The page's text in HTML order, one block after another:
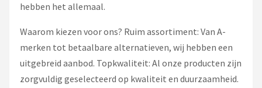
hebben het allemaal.
Waarom kiezen voor ons? Ruim assortiment: Van A-
merken tot betaalbare alternatieven, wij hebben een
uitgebreid aanbod. Topkwaliteit: Al onze producten zijn
zorgvuldig geselecteerd op kwaliteit en duurzaamheid.